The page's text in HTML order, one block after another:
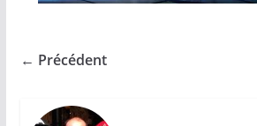
← Précédent